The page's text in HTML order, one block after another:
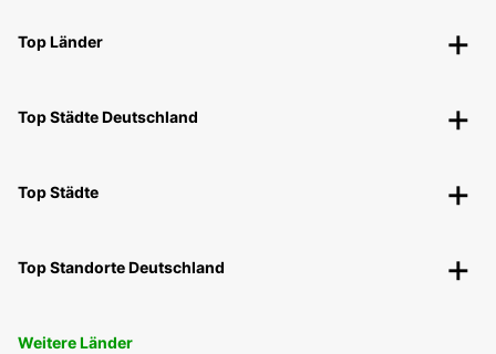
Top Länder
Top Städte Deutschland
Top Städte
Top Standorte Deutschland
Weitere Länder